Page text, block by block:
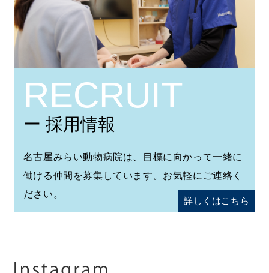
RECRUIT
ー 採用情報
名古屋みらい動物病院は、目標に向かって一緒に
働ける仲間を募集しています。お気軽にご連絡く
ださい。
詳しくはこちら